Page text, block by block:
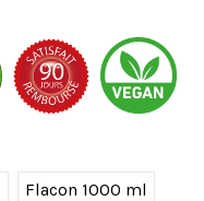
Flacon 1000 ml